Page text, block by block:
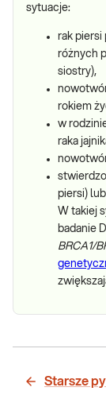
sytuacje:
rak piersi
różnych
siostry),
rokiem
w
raka
piersi)
W takiej
badanie
BRCA1/
Starsze